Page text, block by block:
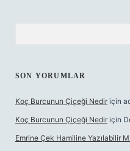
SON YORUMLAR
Koç Burcunun Çiçeği Nedir için
Koç Burcunun Çiçeği Nedir için
Emrine Çek Hamiline Yazılabilir Mi